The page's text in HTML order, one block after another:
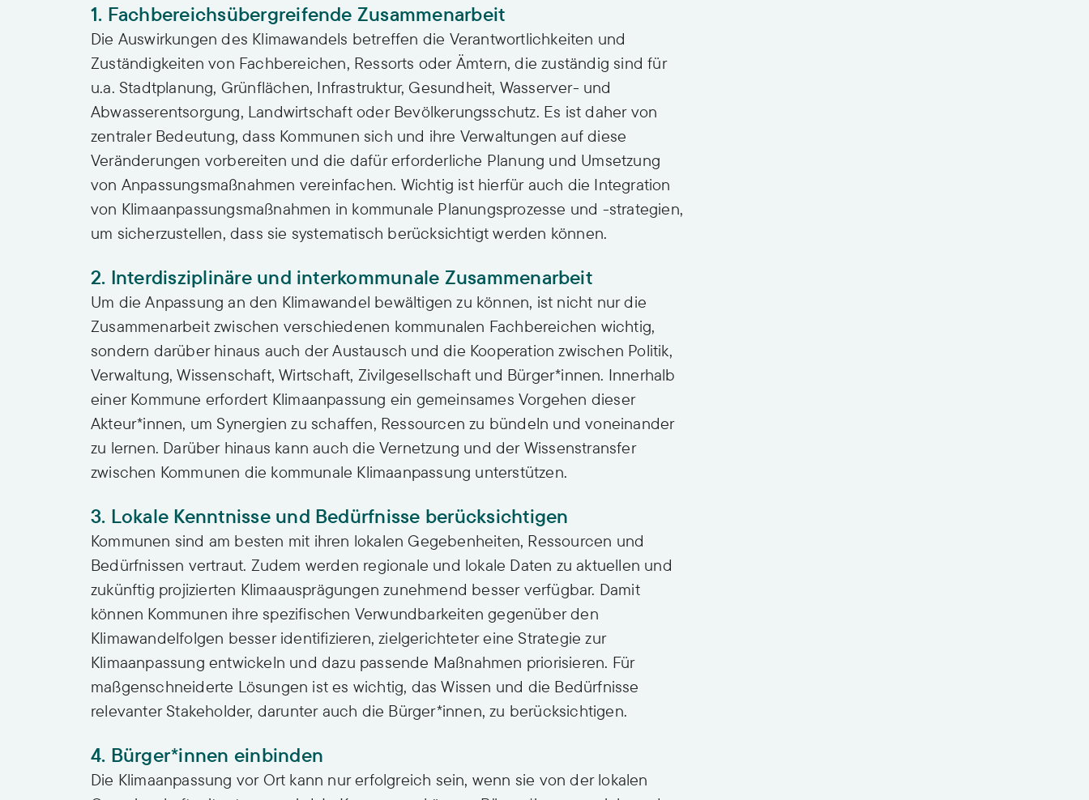
1. Fachbereichsübergreifende Zusammenarbeit
Die Auswirkungen des Klimawandels betreffen die Verantwortlichkeiten und
Zuständigkeiten von Fachbereichen, Ressorts oder Ämtern, die zuständig sind für
u.a. Stadtplanung, Grünflächen, Infrastruktur, Gesundheit, Wasserver- und
Abwasserentsorgung, Landwirtschaft oder Bevölkerungsschutz. Es ist daher von
zentraler Bedeutung, dass Kommunen sich und ihre Verwaltungen auf diese
Veränderungen vorbereiten und die dafür erforderliche Planung und Umsetzung
von Anpassungsmaßnahmen vereinfachen. Wichtig ist hierfür auch die Integration
von Klimaanpassungsmaßnahmen in kommunale Planungsprozesse und -strategien,
um sicherzustellen, dass sie systematisch berücksichtigt werden können.
2. Interdisziplinäre und interkommunale Zusammenarbeit
Um die Anpassung an den Klimawandel bewältigen zu können, ist nicht nur die
Zusammenarbeit zwischen verschiedenen kommunalen Fachbereichen wichtig,
sondern darüber hinaus auch der Austausch und die Kooperation zwischen Politik,
Verwaltung, Wissenschaft, Wirtschaft, Zivilgesellschaft und Bürger*innen. Innerhalb
einer Kommune erfordert Klimaanpassung ein gemeinsames Vorgehen dieser
Akteur*innen, um Synergien zu schaffen, Ressourcen zu bündeln und voneinander
zu lernen. Darüber hinaus kann auch die Vernetzung und der Wissenstransfer
zwischen Kommunen die kommunale Klimaanpassung unterstützen.
3. Lokale Kenntnisse und Bedürfnisse berücksichtigen
Kommunen sind am besten mit ihren lokalen Gegebenheiten, Ressourcen und
Bedürfnissen vertraut. Zudem werden regionale und lokale Daten zu aktuellen und
zukünftig projizierten Klimaausprägungen zunehmend besser verfügbar. Damit
können Kommunen ihre spezifischen Verwundbarkeiten gegenüber den
Klimawandelfolgen besser identifizieren, zielgerichteter eine Strategie zur
Klimaanpassung entwickeln und dazu passende Maßnahmen priorisieren. Für
maßgenschneiderte Lösungen ist es wichtig, das Wissen und die Bedürfnisse
relevanter Stakeholder, darunter auch die Bürger*innen, zu berücksichtigen.
4. Bürger*innen einbinden
Die Klimaanpassung vor Ort kann nur erfolgreich sein, wenn sie von der lokalen